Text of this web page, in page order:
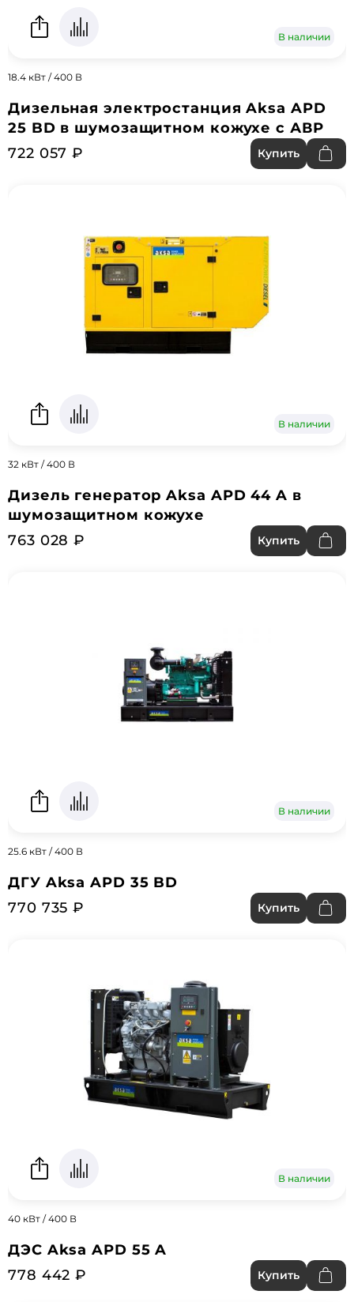
В наличии
18.4 кВт / 400 В
Дизельная электростанция Aksa APD
25 BD в шумозащитном кожухе с АВР
722 057 ₽
Купить
В наличии
32 кВт / 400 В
Дизель генератор Aksa APD 44 A в
шумозащитном кожухе
763 028 ₽
Купить
В наличии
25.6 кВт / 400 В
ДГУ Aksa APD 35 BD
770 735 ₽
Купить
В наличии
40 кВт / 400 В
ДЭС Aksa APD 55 A
778 442 ₽
Купить